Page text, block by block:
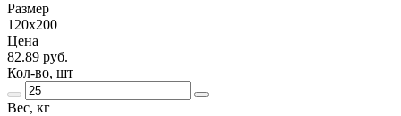
Размер
120х200
Цена
82.89 руб.
Кол-во, шт
Вес, кг